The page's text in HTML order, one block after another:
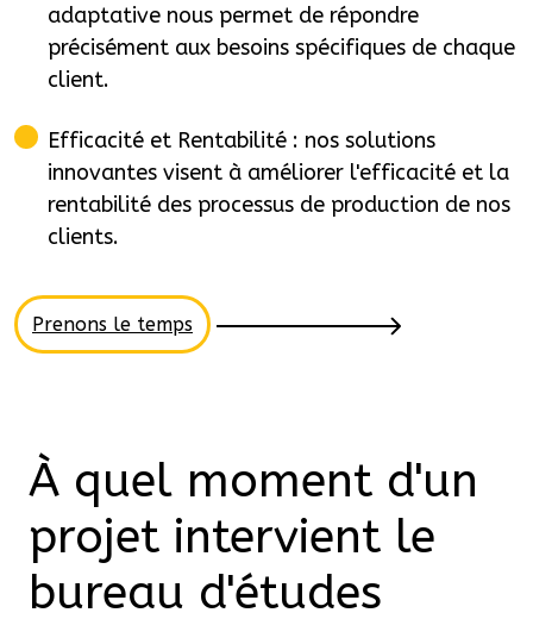
adaptative nous permet de répondre
précisément aux besoins spécifiques de chaque
client.
Efficacité et Rentabilité : nos solutions
innovantes visent à améliorer l'efficacité et la
rentabilité des processus de production de nos
clients.
Prenons le temps
À quel moment d'un
projet intervient le
bureau d'études